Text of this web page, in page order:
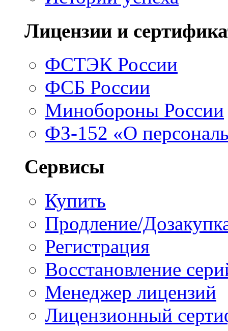
Лицензии и
ФСТЭК России
ФСБ России
Минобороны России
ФЗ-152 «О
Сервисы
Купить
Продление/
Регистрация
Восстановление
Менеджер лицензий
Лицензионный